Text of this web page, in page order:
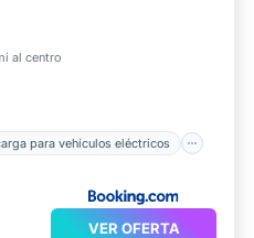
al centro
para vehículos eléctricos
vehículos eléctricos
VER OFERTA